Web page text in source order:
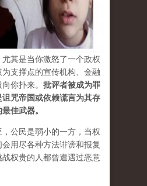
其是当你激怒了一个政权
支撑点的宣传机构、金融
你扑来。 批评者被成为罪
咒帝国或依赖谎言为其存
佳武器。
公民是弱小的一方，当权
用尽各种方法诽谤和报复
权贵的人都曾遭遇过恶意